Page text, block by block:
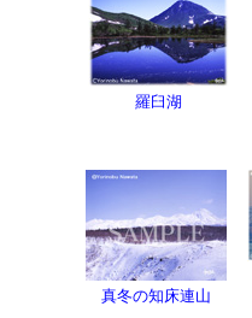
羅臼湖
真冬の知床連山